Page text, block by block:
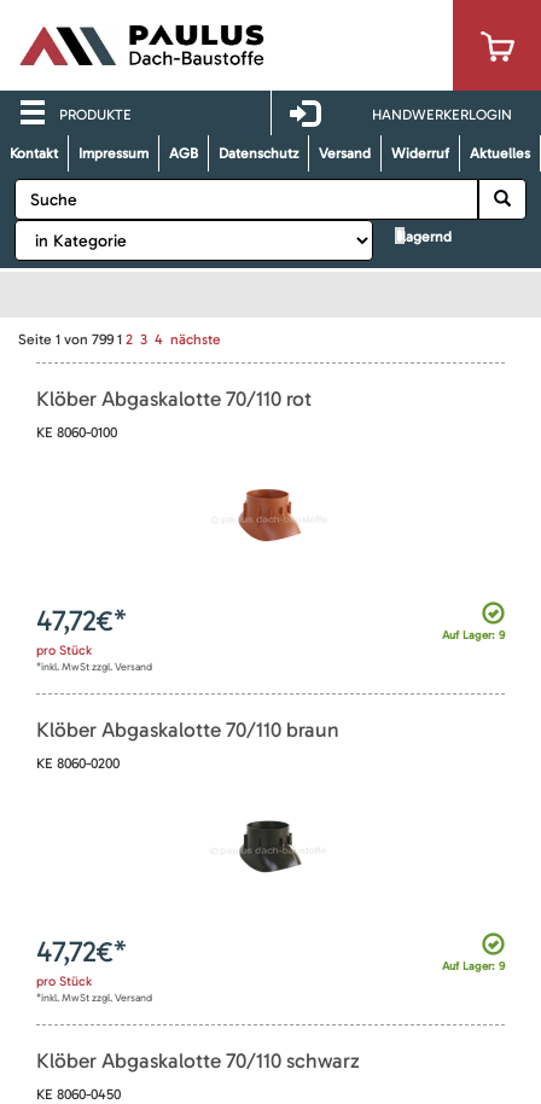
PRODUKTE HANDWERKERLOGIN
Kontakt Impressum AGB Datenschutz Versand Widerruf Aktuelles
lagernd
Seite 1 von 799 1 2 3 4 nächste
Klöber Abgaskalotte 70/110 rot
KE 8060-0100
Auf Lager: 9
47,72€*
pro Stück
*inkl. MwSt zzgl. Versand
Klöber Abgaskalotte 70/110 braun
KE 8060-0200
Auf Lager: 9
47,72€*
pro Stück
*inkl. MwSt zzgl. Versand
Klöber Abgaskalotte 70/110 schwarz
KE 8060-0450